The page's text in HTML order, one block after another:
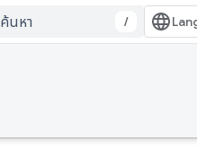
/